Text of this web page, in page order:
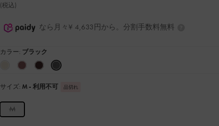
(税込)
なら月々¥ 4,633円から。分割手数料無料
カラー: ブラック
サイズ: M - 利用不可 品切れ
M